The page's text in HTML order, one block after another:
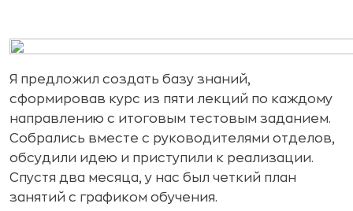
Я предложил создать базу знаний,
сформировав курс из пяти лекций по каждому
направлению с итоговым тестовым заданием.
Собрались вместе с руководителями отделов,
обсудили идею и приступили к реализации.
Спустя два месяца, у нас был четкий план
занятий с графиком обучения.